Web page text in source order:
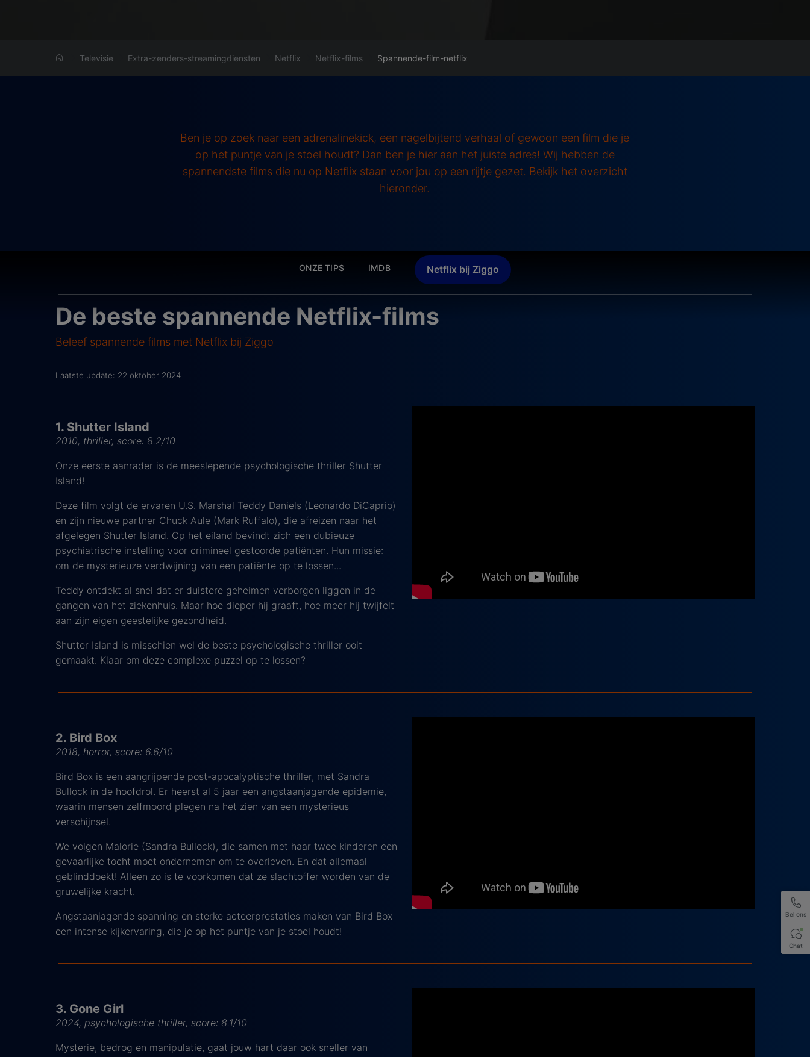
Televisie Extra-zenders-streamingdiensten Netflix Netflix-films Spannende-film-netflix
Ben je op zoek naar een adrenalinekick, een nagelbijtend verhaal of gewoon een film die je
op het puntje van je stoel houdt? Dan ben je hier aan het juiste adres! Wij hebben de
spannendste films die nu op Netflix staan voor jou op een rijtje gezet. Bekijk het overzicht
hieronder.
ONZE TIPS IMDB Netflix bij Ziggo
De beste spannende Netflix-films
Beleef spannende films met Netflix bij Ziggo
Laatste update: 22 oktober 2024
1. Shutter Island
2010, thriller, score: 8.2/10
Onze eerste aanrader is de meeslepende psychologische thriller Shutter
Island!
Deze film volgt de ervaren U.S. Marshal Teddy Daniels (Leonardo DiCaprio)
en zijn nieuwe partner Chuck Aule (Mark Ruffalo), die afreizen naar het
afgelegen Shutter Island. Op het eiland bevindt zich een dubieuze
psychiatrische instelling voor crimineel gestoorde patiënten. Hun missie:
om de mysterieuze verdwijning van een patiënte op te lossen...
Teddy ontdekt al snel dat er duistere geheimen verborgen liggen in de
gangen van het ziekenhuis. Maar hoe dieper hij graaft, hoe meer hij twijfelt
aan zijn eigen geestelijke gezondheid.
Shutter Island is misschien wel de beste psychologische thriller ooit
gemaakt. Klaar om deze complexe puzzel op te lossen?
2. Bird Box
2018, horror, score: 6.6/10
Bird Box is een aangrijpende post-apocalyptische thriller, met Sandra
Bullock in de hoofdrol. Er heerst al 5 jaar een angstaanjagende epidemie,
waarin mensen zelfmoord plegen na het zien van een mysterieus
verschijnsel.
We volgen Malorie (Sandra Bullock), die samen met haar twee kinderen een
gevaarlijke tocht moet ondernemen om te overleven. En dat allemaal
geblinddoekt! Alleen zo is te voorkomen dat ze slachtoffer worden van de
gruwelijke kracht.
Angstaanjagende spanning en sterke acteerprestaties maken van Bird Box
een intense kijkervaring, die je op het puntje van je stoel houdt!
3. Gone Girl
2024, psychologische thriller, score: 8.1/10
Mysterie, bedrog en manipulatie, gaat jouw hart daar ook sneller van
Bel ons
Chat